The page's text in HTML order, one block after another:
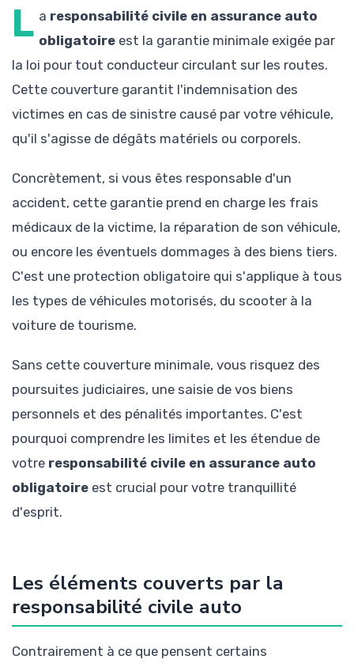
L a responsabilité civile en assurance auto
obligatoire est la garantie minimale exigée par
la loi pour tout conducteur circulant sur les routes.
Cette couverture garantit l'indemnisation des
victimes en cas de sinistre causé par votre véhicule,
qu'il s'agisse de dégâts matériels ou corporels.
Concrètement, si vous êtes responsable d'un
accident, cette garantie prend en charge les frais
médicaux de la victime, la réparation de son véhicule,
ou encore les éventuels dommages à des biens tiers.
C'est une protection obligatoire qui s'applique à tous
les types de véhicules motorisés, du scooter à la
voiture de tourisme.
Sans cette couverture minimale, vous risquez des
poursuites judiciaires, une saisie de vos biens
personnels et des pénalités importantes. C'est
pourquoi comprendre les limites et les étendue de
votre responsabilité civile en assurance auto
obligatoire est crucial pour votre tranquillité
d'esprit.
Les éléments couverts par la
responsabilité civile auto
Contrairement à ce que pensent certains